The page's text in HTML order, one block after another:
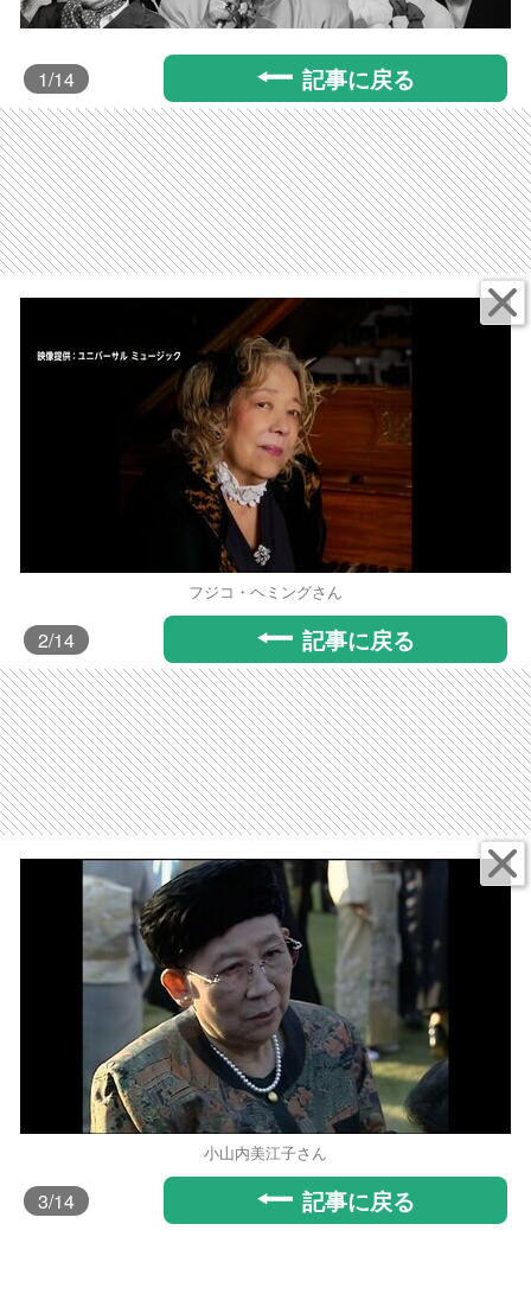
1/14 記事に戻る
フジコ・ヘミングさん
2/14 記事に戻る
小山内美江子さん
3/14 記事に戻る